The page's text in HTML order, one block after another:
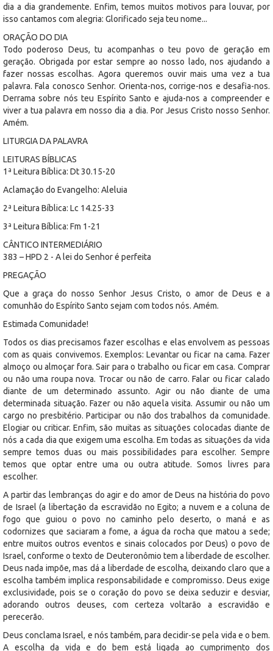
dia a dia grandemente. Enfim, temos muitos motivos para louvar, por
isso cantamos com alegria: Glorificado seja teu nome...
ORAÇÃO DO DIA
Todo poderoso Deus, tu acompanhas o teu povo de geração em
geração. Obrigada por estar sempre ao nosso lado, nos ajudando a
fazer nossas escolhas. Agora queremos ouvir mais uma vez a tua
palavra. Fala conosco Senhor. Orienta-nos, corrige-nos e desafia-nos.
Derrama sobre nós teu Espírito Santo e ajuda-nos a compreender e
viver a tua palavra em nosso dia a dia. Por Jesus Cristo nosso Senhor.
Amém.
LITURGIA DA PALAVRA
LEITURAS BÍBLICAS
1ª Leitura Bíblica: Dt 30.15-20
Aclamação do Evangelho: Aleluia
2ª Leitura Bíblica: Lc 14.25-33
3ª Leitura Bíblica: Fm 1-21
CÂNTICO INTERMEDIÁRIO
383 – HPD 2 - A lei do Senhor é perfeita
PREGAÇÃO
Que a graça do nosso Senhor Jesus Cristo, o amor de Deus e a
comunhão do Espírito Santo sejam com todos nós. Amém.
Estimada Comunidade!
Todos os dias precisamos fazer escolhas e elas envolvem as pessoas
com as quais convivemos. Exemplos: Levantar ou ficar na cama. Fazer
almoço ou almoçar fora. Sair para o trabalho ou ficar em casa. Comprar
ou não uma roupa nova. Trocar ou não de carro. Falar ou ficar calado
diante de um determinado assunto. Agir ou não diante de uma
determinada situação. Fazer ou não aquela visita. Assumir ou não um
cargo no presbitério. Participar ou não dos trabalhos da comunidade.
Elogiar ou criticar. Enfim, são muitas as situações colocadas diante de
nós a cada dia que exigem uma escolha. Em todas as situações da vida
sempre temos duas ou mais possibilidades para escolher. Sempre
temos que optar entre uma ou outra atitude. Somos livres para
escolher.
A partir das lembranças do agir e do amor de Deus na história do povo
de Israel (a libertação da escravidão no Egito; a nuvem e a coluna de
fogo que guiou o povo no caminho pelo deserto, o maná e as
codornizes que saciaram a fome, a água da rocha que matou a sede;
entre muitos outros eventos e sinais colocados por Deus) o povo de
Israel, conforme o texto de Deuteronômio tem a liberdade de escolher.
Deus nada impõe, mas dá a liberdade de escolha, deixando claro que a
escolha também implica responsabilidade e compromisso. Deus exige
exclusividade, pois se o coração do povo se deixa seduzir e desviar,
adorando outros deuses, com certeza voltarão a escravidão e
perecerão.
Deus conclama Israel, e nós também, para decidir-se pela vida e o bem.
A escolha da vida e do bem está ligada ao cumprimento dos